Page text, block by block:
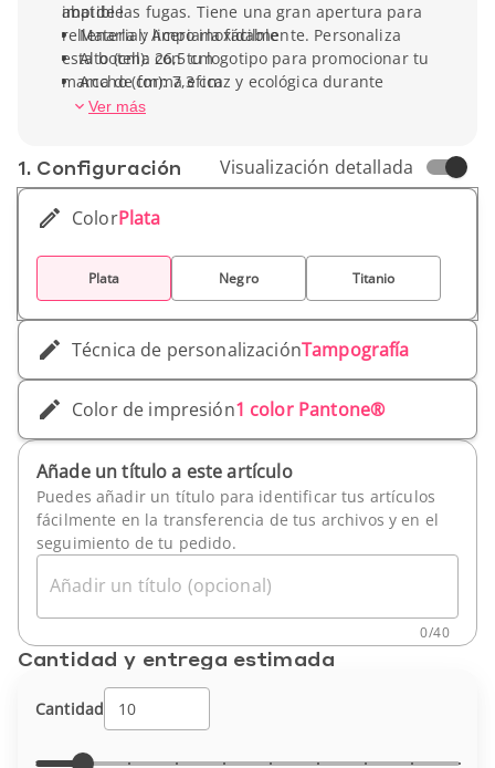
impide las fugas. Tiene una gran apertura para
rellenarla y limpiarla fácilmente. Personaliza
esta botella con tu logotipo para promocionar tu
marca de forma eficaz y ecológica durante
eventos deportivos y al aire libre.
abatible
Material: Acero inoxidable
Alto (cm): 26,5 cm
Ancho (cm): 7,3 cm
Capacidad: 75 cl
Ver más
1. Conf­iguración Visualización detallada
ColorPlata
Plata Negro Titanio
Técnica de personalizaciónTampografía
Color de impresión1 color Pantone®
Añade un título a este artículo
Puedes añadir un título para identificar tus artículos
fácilmente en la transferencia de tus archivos y en el
seguimiento de tu pedido.
Añadir un título (opcional)
0/40
Cantidad y entrega estimada
Cantidad